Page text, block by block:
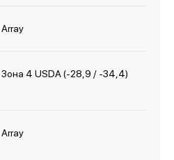
Array
Зона 4 USDA (-28,9 / -34,4)
Array